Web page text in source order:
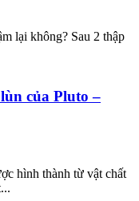
lại không? Sau 2 thập
của Pluto –
hình thành từ vật chất